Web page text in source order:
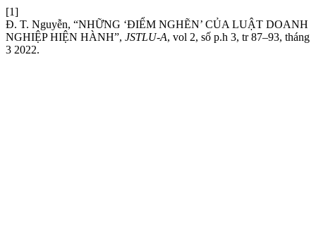
[1]
Đ. T. Nguyễn, “NHỮNG ‘ĐIỂM NGHẼN’ CỦA LUẬT DOANH
NGHIỆP HIỆN HÀNH”, JSTLU-A, vol 2, số p.h 3, tr 87–93, tháng
3 2022.